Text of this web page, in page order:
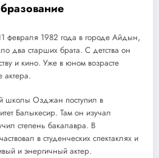
февраля 1982 года в городе Айдын,
два старших брата. С детства он
и кино. Уже в юном возрасте
школы Озджан поступил в
Балыкесир. Там он изучал
степень бакалавра. В
в студенческих спектаклях и
и энергичный актер.